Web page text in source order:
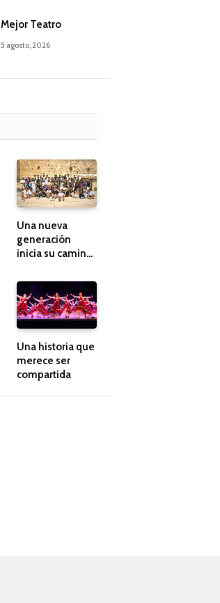
Mejor Teatro
5 agosto, 2026
Una nueva
generación
inicia su camino
Una historia que
merece ser
compartida